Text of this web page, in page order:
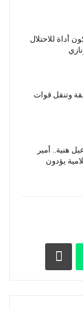
أداة للاحتلال
المنطقة وتنقل قوات
هنية.. أمير
يؤدون